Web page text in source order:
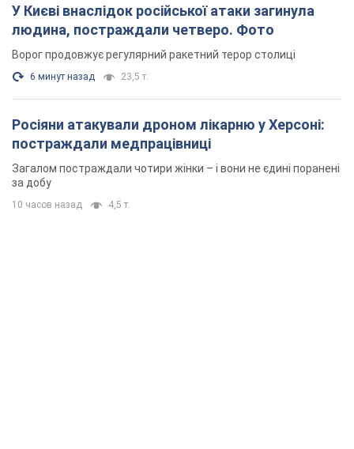
У Києві внаслідок російської атаки загинула
людина, постраждали четверо. Фото
Ворог продовжує регулярний ракетний терор столиці
6 минут назад 23,5 т.
Росіяни атакували дроном лікарню у Херсоні:
постраждали медпрацівниці
Загалом постраждали чотири жінки – і вони не єдині поранені
за добу
10 часов назад 4,5 т.